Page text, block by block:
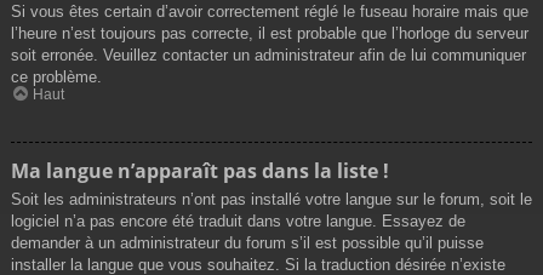
Si vous êtes certain d’avoir correctement réglé le fuseau horaire mais que
l’heure n’est toujours pas correcte, il est probable que l’horloge du serveur
soit erronée. Veuillez contacter un administrateur afin de lui communiquer
ce problème.
Haut
Ma langue n’apparaît pas dans la liste !
Soit les administrateurs n’ont pas installé votre langue sur le forum, soit le
logiciel n’a pas encore été traduit dans votre langue. Essayez de
demander à un administrateur du forum s’il est possible qu’il puisse
installer la langue que vous souhaitez. Si la traduction désirée n’existe